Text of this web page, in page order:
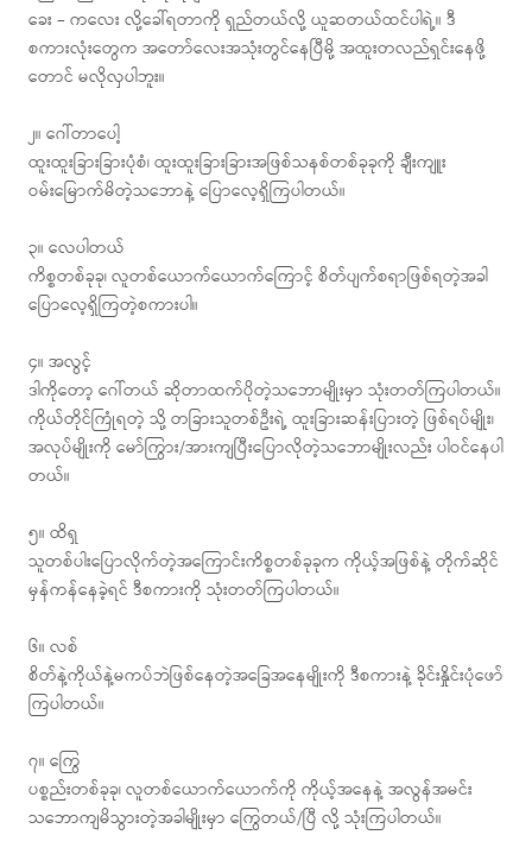
ခေး – ကလေး လို့ခေါ်ရတာကို ရှည်တယ်လို့ ယူဆတယ်ထင်ပါရဲ့။ ဒီ
စကားလုံးတွေက အတော်လေးအသုံးတွင်နေပြီမို့ အထူးတလည်ရှင်းနေဖို့
တောင် မလိုလှပါဘူး။
၂။ ဂေါ်တာပေါ့
ထူးထူးခြားခြားပုံစံ၊ ထူးထူးခြားခြားအဖြစ်သနစ်တစ်ခုခုကို ချီးကျူး
ဝမ်းမြောက်မိတဲ့သဘောနဲ့ ပြောလေ့ရှိကြပါတယ်။
၃။ လေပါတယ်
ကိစ္စတစ်ခုခု၊ လူတစ်ယောက်ယောက်ကြောင့် စိတ်ပျက်စရာဖြစ်ရတဲ့အခါ
ပြောလေ့ရှိကြတဲ့စကားပါ။
၄။ အလွင့်
ဒါကိုတော့ ဂေါ်တယ် ဆိုတာထက်ပိုတဲ့သဘောမျိုးမှာ သုံးတတ်ကြပါတယ်။
ကိုယ်တိုင်ကြုံရတဲ့ သို့ တခြားသူတစ်ဦးရဲ့ ထူးခြားဆန်းပြားတဲ့ ဖြစ်ရပ်မျိုး၊
အလုပ်မျိုးကို မော်ကြွား/အားကျပြီးပြောလိုတဲ့သဘောမျိုးလည်း ပါဝင်နေပါ
တယ်။
၅။ ထိရှ
သူတစ်ပါးပြောလိုက်တဲ့အကြောင်းကိစ္စတစ်ခုခုက ကိုယ့်အဖြစ်နဲ့ တိုက်ဆိုင်
မှန်ကန်နေခဲ့ရင် ဒီစကားကို သုံးတတ်ကြပါတယ်။
၆။ လစ်
စိတ်နဲ့ကိုယ်နဲ့မကပ်ဘဲဖြစ်နေတဲ့အခြေအနေမျိုးကို ဒီစကားနဲ့ ခိုင်းနှိုင်းပုံဖော်
ကြပါတယ်။
၇။ ကြွေ
ပစ္စည်းတစ်ခုခု၊ လူတစ်ယောက်ယောက်ကို ကိုယ့်အနေနဲ့ အလွန်အမင်း
သဘောကျမိသွားတဲ့အခါမျိုးမှာ ကြွေတယ်/ပြီ လို့ သုံးကြပါတယ်။